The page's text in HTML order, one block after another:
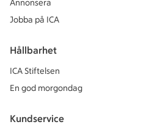
Annonsera
Jobba på ICA
Hållbarhet
ICA Stiftelsen
En god morgondag
Kundservice